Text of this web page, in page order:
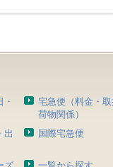
宅急便（料金・取
荷物関係）
出
国際宅急便